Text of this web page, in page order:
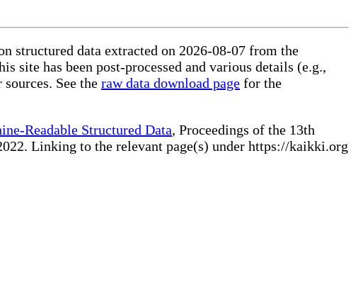
structured data extracted on 2026-08-07 from the
site has been post-processed and various details (e.g.,
See the raw data download page for the
Readable Structured Data, Proceedings of the 13th
Linking to the relevant page(s) under https://kaikki.org